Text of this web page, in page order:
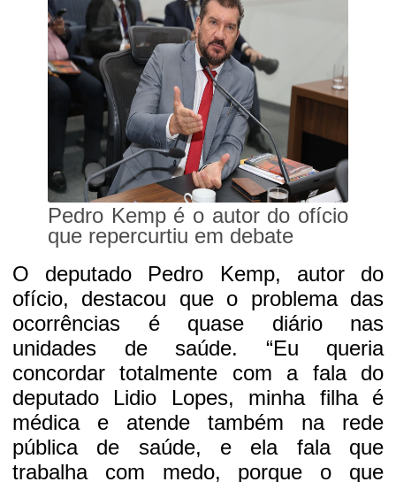
Pedro Kemp é o autor do ofício
que repercurtiu em debate
O deputado Pedro Kemp, autor do
ofício, destacou que o problema das
ocorrências é quase diário nas
unidades de saúde. “Eu queria
concordar totalmente com a fala do
deputado Lidio Lopes, minha filha é
médica e atende também na rede
pública de saúde, e ela fala que
trabalha com medo, porque o que